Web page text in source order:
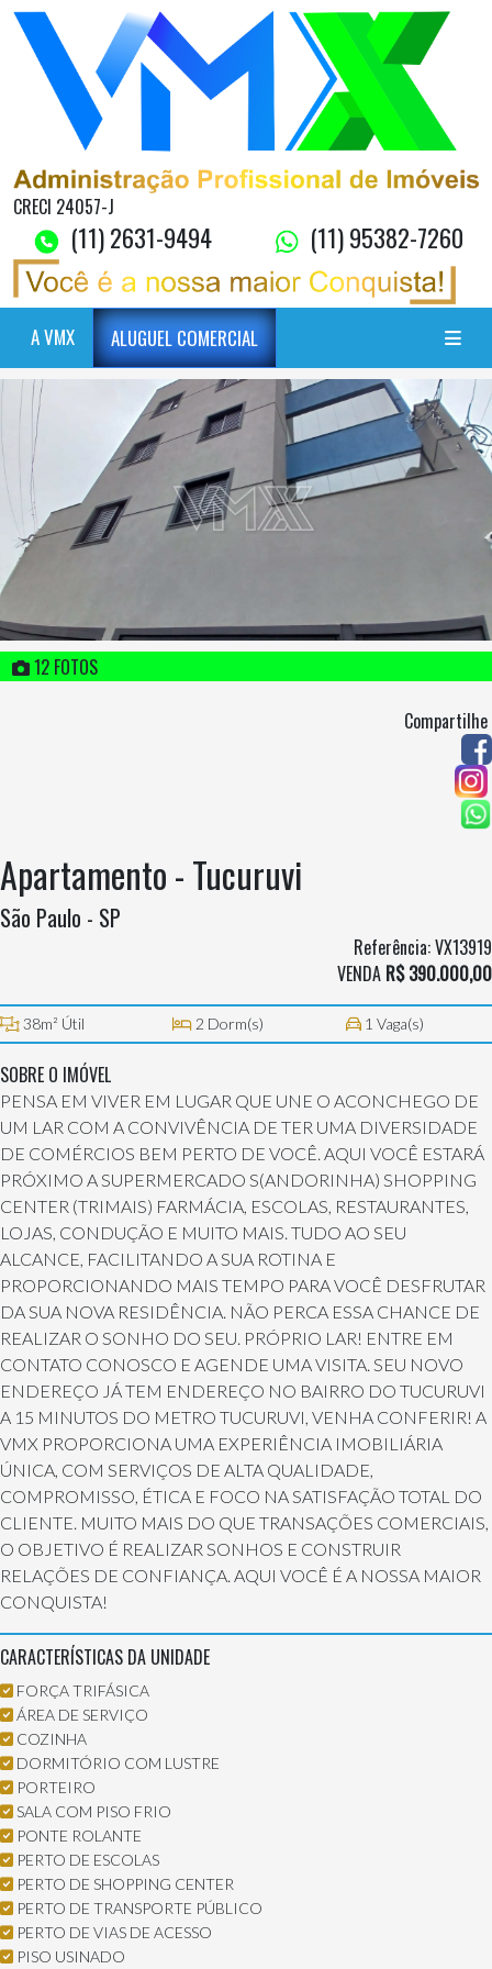
CRECI 24057-J
(11) 2631-9494 (11) 95382-7260
A VMX ALUGUEL COMERCIAL
12 FOTOS
Compartilhe
Apartamento - Tucuruvi
São Paulo - SP
Referência: VX13919
VENDA R$ 390.000,00
38m² Útil 2 Dorm(s) 1 Vaga(s)
SOBRE O IMÓVEL
PENSA EM VIVER EM LUGAR QUE UNE O ACONCHEGO DE
UM LAR COM A CONVIVÊNCIA DE TER UMA DIVERSIDADE
DE COMÉRCIOS BEM PERTO DE VOCÊ. AQUI VOCÊ ESTARÁ
PRÓXIMO A SUPERMERCADO S(ANDORINHA) SHOPPING
CENTER (TRIMAIS) FARMÁCIA, ESCOLAS, RESTAURANTES,
LOJAS, CONDUÇÃO E MUITO MAIS. TUDO AO SEU
ALCANCE, FACILITANDO A SUA ROTINA E
PROPORCIONANDO MAIS TEMPO PARA VOCÊ DESFRUTAR
DA SUA NOVA RESIDÊNCIA. NÃO PERCA ESSA CHANCE DE
REALIZAR O SONHO DO SEU. PRÓPRIO LAR! ENTRE EM
CONTATO CONOSCO E AGENDE UMA VISITA. SEU NOVO
ENDEREÇO JÁ TEM ENDEREÇO NO BAIRRO DO TUCURUVI
A 15 MINUTOS DO METRO TUCURUVI, VENHA CONFERIR! A
VMX PROPORCIONA UMA EXPERIÊNCIA IMOBILIÁRIA
ÚNICA, COM SERVIÇOS DE ALTA QUALIDADE,
COMPROMISSO, ÉTICA E FOCO NA SATISFAÇÃO TOTAL DO
CLIENTE. MUITO MAIS DO QUE TRANSAÇÕES COMERCIAIS,
O OBJETIVO É REALIZAR SONHOS E CONSTRUIR
RELAÇÕES DE CONFIANÇA. AQUI VOCÊ É A NOSSA MAIOR
CONQUISTA!
CARACTERÍSTICAS DA UNIDADE
FORÇA TRIFÁSICA
ÁREA DE SERVIÇO
COZINHA
DORMITÓRIO COM LUSTRE
PORTEIRO
SALA COM PISO FRIO
PONTE ROLANTE
PERTO DE ESCOLAS
PERTO DE SHOPPING CENTER
PERTO DE TRANSPORTE PÚBLICO
PERTO DE VIAS DE ACESSO
PISO USINADO